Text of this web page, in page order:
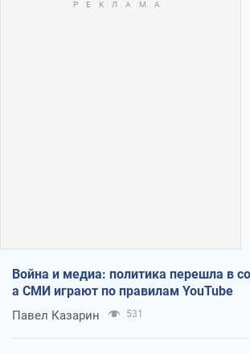
Война и медиа: политика перешла в
а СМИ играют по правилам YouTube
Павел Казарин 531